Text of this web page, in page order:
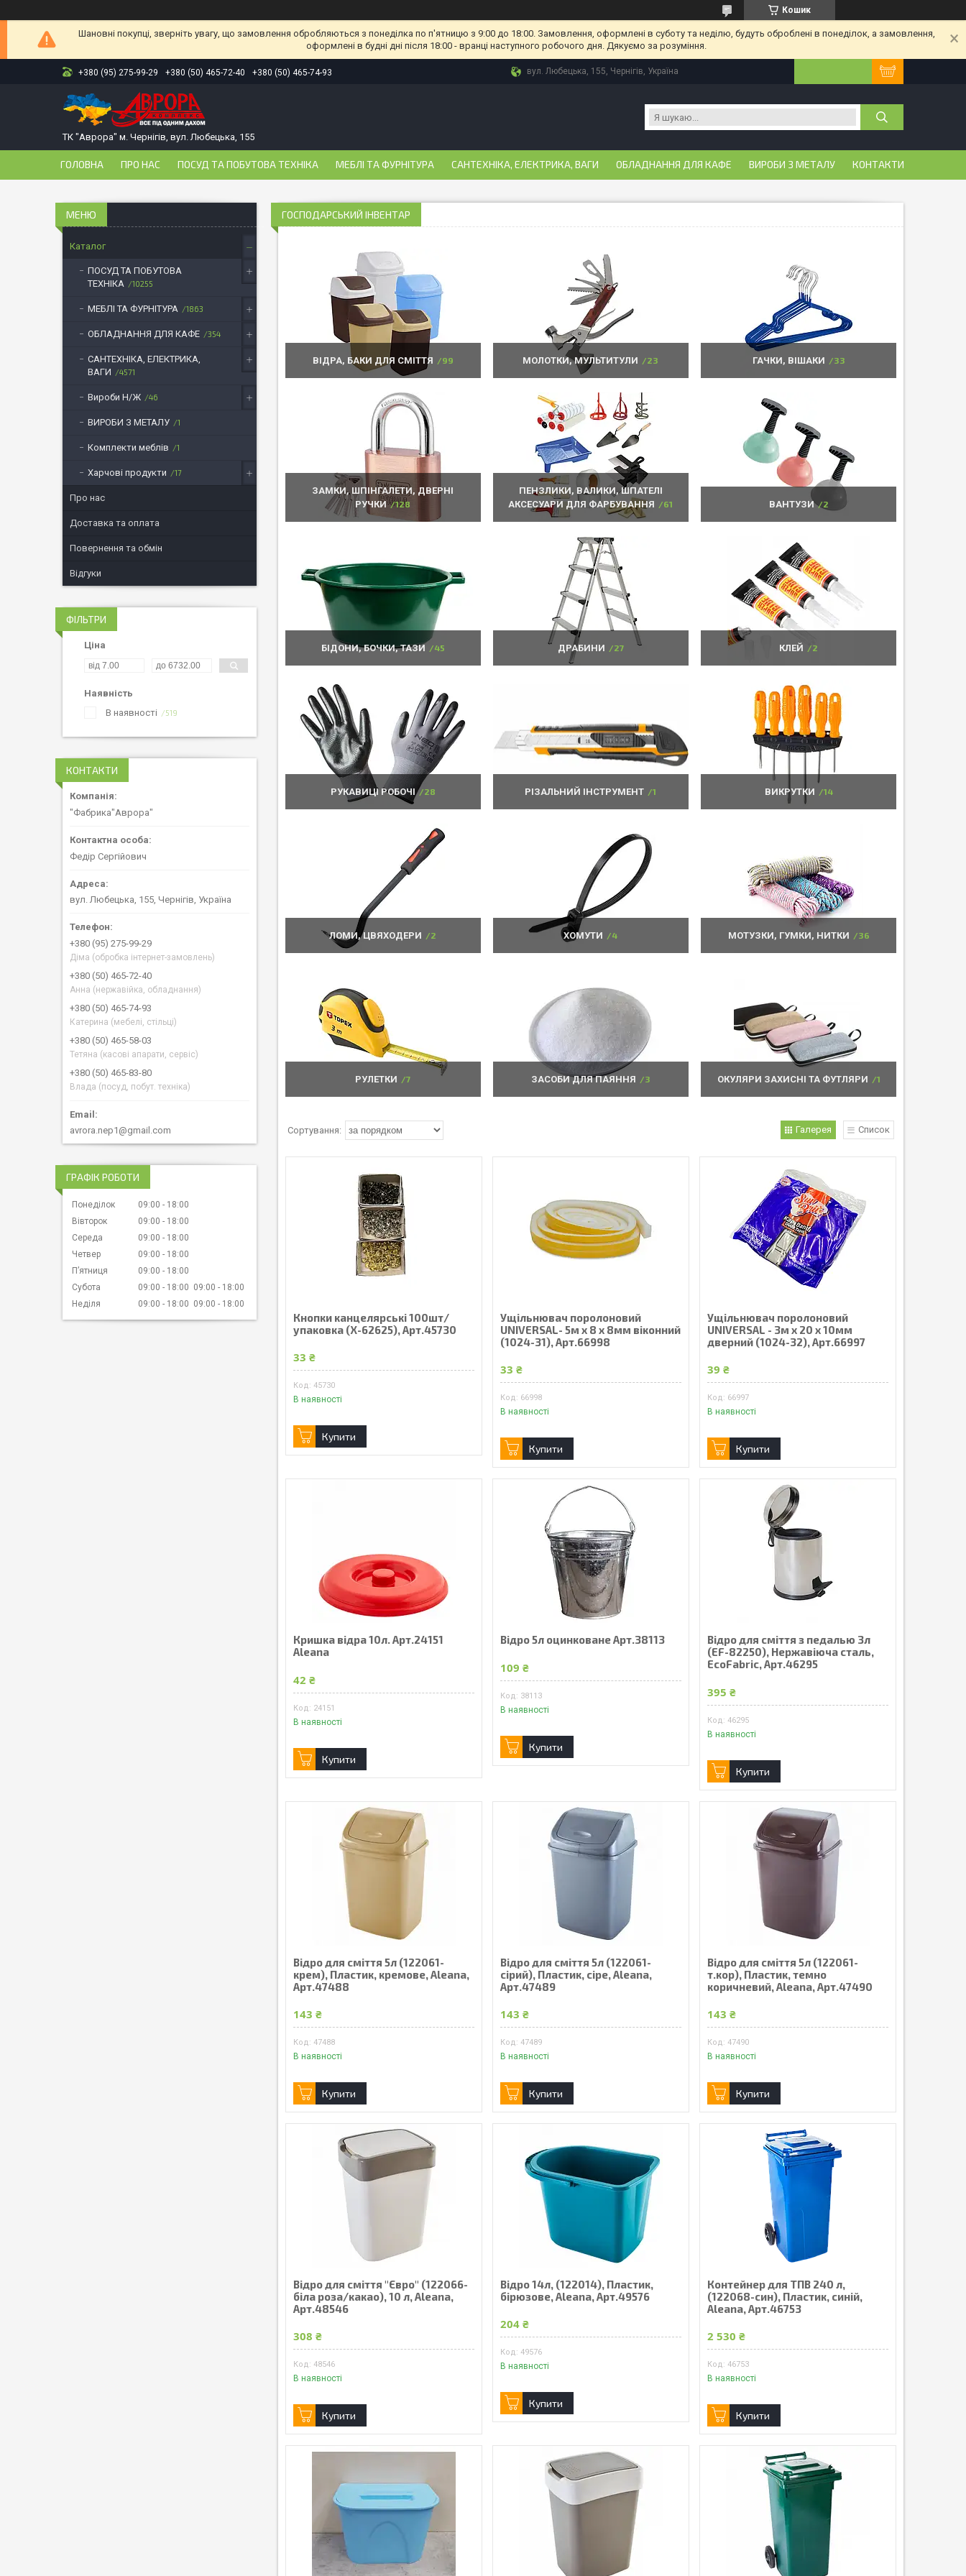
Кошик
Шановні покупці, зверніть увагу, що замовлення обробляються з понеділка по п'ятницю з 9:00 до 18:00. Замовлення, оформлені в суботу та неділю, будуть оброблені в понеділок, а замовлення,
оформлені в будні дні після 18:00 - вранці наступного робочого дня. Дякуємо за розуміння.
+380 (95) 275-99-29 +380 (50) 465-72-40 +380 (50) 465-74-93 вул. Любецька, 155, Чернігів, Україна
ТК "Аврора" м. Чернігів, вул. Любецька, 155
ГОЛОВНА ПРО НАС ПОСУД ТА ПОБУТОВА ТЕХНІКА МЕБЛІ ТА ФУРНІТУРА САНТЕХНІКА, ЕЛЕКТРИКА, ВАГИ ОБЛАДНАННЯ ДЛЯ КАФЕ ВИРОБИ З МЕТАЛУ КОНТАКТИ
ГОСПОДАРСЬКИЙ ІНВЕНТАР
ВІДРА, БАКИ ДЛЯ СМІТТЯ 99 МОЛОТКИ, МУЛЬТИТУЛИ 23 ГАЧКИ, ВІШАКИ 33
ЗАМКИ, ШПІНГАЛЕТИ, ДВЕРНІ
РУЧКИ
128
ПЕНЗЛИКИ, ВАЛИКИ, ШПАТЕЛІ
АКСЕСУАРИ ДЛЯ ФАРБУВАННЯ
61 ВАНТУЗИ 2
БІДОНИ, БОЧКИ, ТАЗИ 45 ДРАБИНИ 27 КЛЕЙ 2
РУКАВИЦІ РОБОЧІ 28 РІЗАЛЬНИЙ ІНСТРУМЕНТ 1 ВИКРУТКИ 14
ЛОМИ, ЦВЯХОДЕРИ 2 ХОМУТИ 4 МОТУЗКИ, ГУМКИ, НИТКИ 36
РУЛЕТКИ 7 ЗАСОБИ ДЛЯ ПАЯННЯ 3 ОКУЛЯРИ ЗАХИСНІ ТА ФУТЛЯРИ 1
Галерея Список
Кнопки канцелярські 100шт/
упаковка (X-62625), Арт.45730
33 ₴
45730
В наявності
Купити
Ущільнювач поролоновий
UNIVERSAL- 5м x 8 x 8мм віконний
(1024-31), Арт.66998
33 ₴
66998
В наявності
Купити
Ущільнювач поролоновий
UNIVERSAL - 3м x 20 x 10мм
дверний (1024-32), Арт.66997
39 ₴
66997
В наявності
Купити
Кришка відра 10л. Арт.24151
Aleana
42 ₴
24151
В наявності
Купити
Відро 5л оцинковане Арт.38113
109 ₴
38113
В наявності
Купити
Відро для сміття з педалью 3л
(EF-82250), Нержавіюча сталь,
EcoFabric, Арт.46295
395 ₴
46295
В наявності
Купити
Відро для сміття 5л (122061-
крем), Пластик, кремове, Aleana,
Арт.47488
143 ₴
47488
В наявності
Купити
Відро для сміття 5л (122061-
сірий), Пластик, сіре, Aleana,
Арт.47489
143 ₴
47489
В наявності
Купити
Відро для сміття 5л (122061-
т.кор), Пластик, темно
коричневий, Aleana, Арт.47490
143 ₴
47490
В наявності
Купити
Відро для сміття "Євро" (122066-
біла роза/какао), 10 л, Aleana,
Арт.48546
308 ₴
48546
В наявності
Купити
Відро 14л, (122014), Пластик,
бірюзове, Aleana, Арт.49576
204 ₴
49576
В наявності
Купити
Контейнер для ТПВ 240 л,
(122068-син), Пластик, синій,
Aleana, Арт.46753
2 530 ₴
46753
В наявності
Купити
Каталог
ПОСУД ТА ПОБУТОВА
ТЕХНІКА
10255
МЕБЛІ ТА ФУРНІТУРА 1863
ОБЛАДНАННЯ ДЛЯ КАФЕ 354
САНТЕХНІКА, ЕЛЕКТРИКА,
ВАГИ
4571
Вироби Н/Ж 46
ВИРОБИ З МЕТАЛУ 1
Комплекти меблів 1
Харчові продукти 17
Про нас
Доставка та оплата
Повернення та обмін
Відгуки
ФІЛЬТРИ
Ціна
Наявність
В наявності
519
КОНТАКТИ
"Фабрика"Аврора"
Федір Сергійович
вул. Любецька, 155, Чернігів, Україна
+380 (95) 275-99-29
Діма (обробка інтернет-замовлень)
+380 (50) 465-72-40
Анна (нержавійка, обладнання)
+380 (50) 465-74-93
Катерина (мебелі, стільці)
+380 (50) 465-58-03
Тетяна (касові апарати, сервіс)
+380 (50) 465-83-80
Влада (посуд, побут. техніка)
avrora.nep1@gmail.com
ГРАФІК РОБОТИ
Понеділок 09:00
18:00
Вівторок
09:00
18:00
Середа
09:00
18:00
Четвер
09:00
18:00
Пʼятниця
09:00
18:00
Субота
09:00 18:00 09:00
18:00
Неділя
09:00 18:00 09:00 18:00